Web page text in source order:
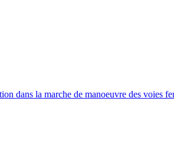
dans la marche de manoeuvre des voies